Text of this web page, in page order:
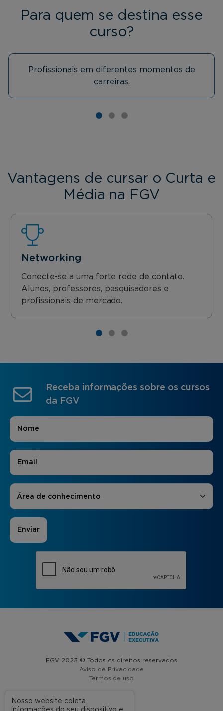
Para quem se destina esse
curso?
Profissionais em diferentes momentos de
carreiras.
Vantagens de cursar o Curta e
Média na FGV
Networking
Conecte-se a uma forte rede de contato.
Alunos, professores, pesquisadores e
profissionais de mercado.
Receba informações sobre os cursos
da FGV
Nome
E-mail
Áreas de Interesse
Área de conhecimento
FGV 2023 © Todos os direitos reservados
Aviso de Privacidade
Termos de uso
Nosso website coleta
informações do seu dispositivo e